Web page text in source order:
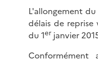
L'allongement
délais de
du 1er janvier